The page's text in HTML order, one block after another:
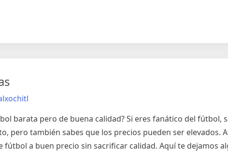
barata pero de buena calidad? Si eres fanático del fútbol,
pero también sabes que los precios pueden ser elevados.
a buen precio sin sacrificar calidad. Aquí te dejamos